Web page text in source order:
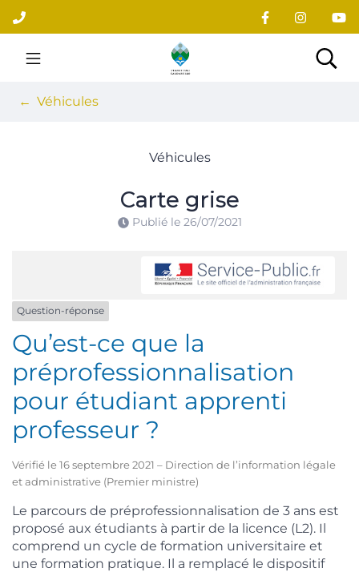
Aller
au
contenu
Site officiel du village
Véhicules
Véhicules
Carte grise
Publié le 26/07/2021
Question-réponse
Qu’est-ce que la
préprofessionnalisation
pour étudiant apprenti
professeur ?
Vérifié le 16 septembre 2021 – Direction de l’information légale
et administrative (Premier ministre)
Le parcours de préprofessionnalisation de 3 ans est
proposé aux étudiants à partir de la licence (L2). Il
comprend un cycle de formation universitaire et
une formation pratique. Il a remplacé le dispositif